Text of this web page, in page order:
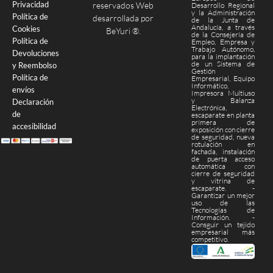
Privacidad
Política de
Cookies
Política de
Devoluciones
y Reembolso
Política de
envíos
Declaración
de
accesibilidad
reservados Web
desarrollada por
BeYuri ®.
Desarrollo Regional
y la Administración
de la Junta de
Andalucía, a través
de la Consejería de
Empleo, Empresa y
Trabajo Autónomo,
para la implantación
de un Sistema de
Gestión
Empresarial, Equipo
Informático,
Impresora Multiuso
y Balanza
Electrónica,
escaparate en planta
primera de
exposición con cierre
de seguridad, nueva
rotulación en
fachada, instalación
de puerta acceso
automática con
cierre de seguridad
y vitrina de
escaparate. -
Garantizar un mejor
uso de las
Tecnologías de
Información. -
Consguir un tejido
empresarial más
competitivo.